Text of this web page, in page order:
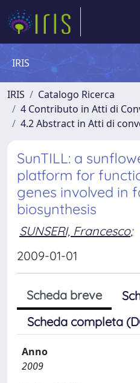
IRIS
IRIS
Catalogo Ricerca
4 Contributo in Atti di
4.2 Abstract in Atti di
SunTILL: a
platform for
genes involved in
biosynthesis
SUNSERI, Francesco;
2009-01-01
Scheda breve
Scheda completa
Anno
2009